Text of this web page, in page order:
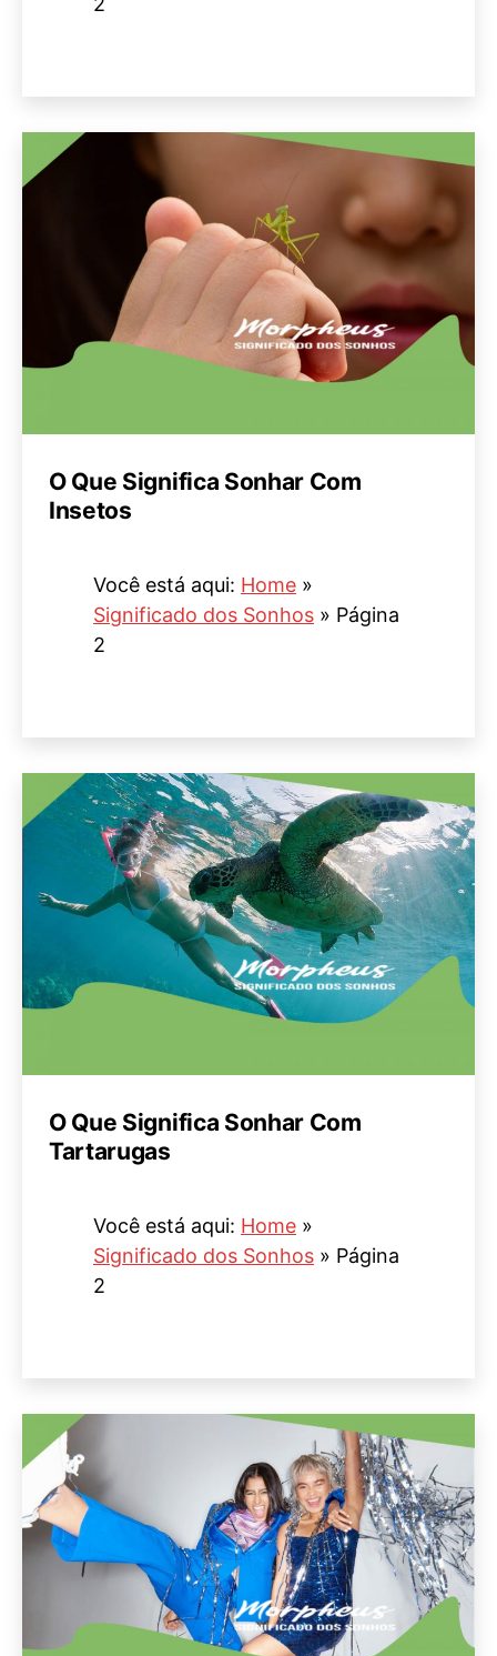
O Que Significa Sonhar Com
Insetos
Você está aqui: Home »
Significado dos Sonhos » Página
2
O Que Significa Sonhar Com
Tartarugas
Você está aqui: Home »
Significado dos Sonhos » Página
2